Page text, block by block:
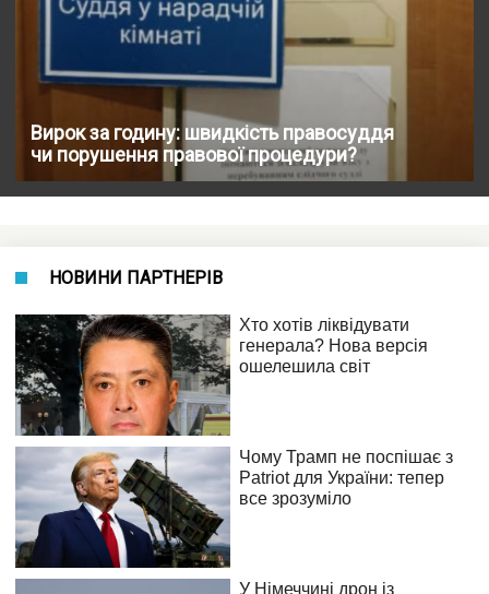
Вирок за годину: швидкість правосуддя
чи порушення правової процедури?
НОВИНИ ПАРТНЕРІВ